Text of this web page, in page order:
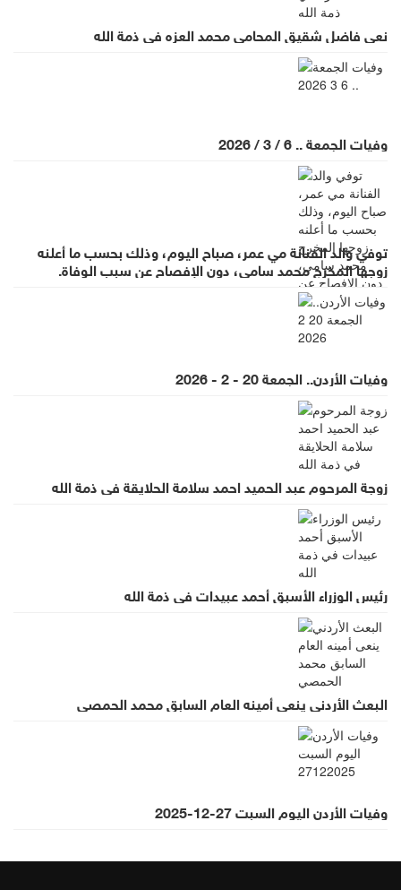
نعي فاضل شقيق المحامي محمد العزه في ذمة الله
وفيات الجمعة .. 6 / 3 / 2026
توفي والد الفنانة مي عمر، صباح اليوم، وذلك بحسب ما أعلنه
زوجها المخرج محمد سامي، دون الإفصاح عن سبب الوفاة.
وفيات الأردن.. الجمعة 20 - 2 - 2026
زوجة المرحوم عبد الحميد احمد سلامة الحلايقة في ذمة الله
رئيس الوزراء الأسبق أحمد عبيدات في ذمة الله
البعث الأردني ينعى أمينه العام السابق محمد الحمصي
وفيات الأردن اليوم السبت 27-12-2025